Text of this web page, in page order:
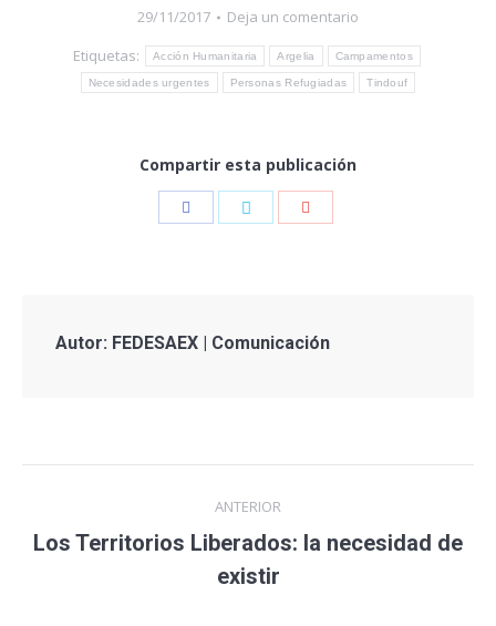
29/11/2017
Deja un comentario
Etiquetas:
Acción Humanitaria Argelia Campamentos
Necesidades urgentes Personas Refugiadas Tindouf
Compartir esta publicación
Autor: FEDESAEX | Comunicación
ANTERIOR
Los Territorios Liberados: la necesidad de
existir